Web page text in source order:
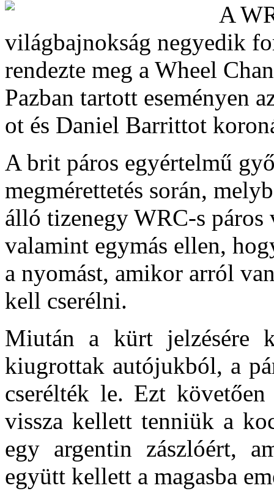
A
világbajnokság negyedik
rendezte meg a Wheel
Pazban tartott eseményen
ot és Daniel Barrittot
A brit páros egyértelmű
megmérettetés során,
álló tizenegy WRC-s páros
valamint egymás ellen,
a nyomást, amikor arról
kell cserélni.
Miután a kürt jelzésére
kiugrottak autójukból, a
cserélték le. Ezt
vissza kellett tenniük a
egy argentin zászlóért,
együtt kellett a magasba